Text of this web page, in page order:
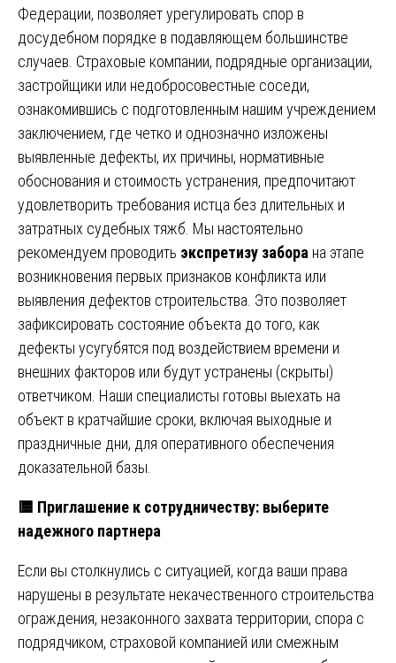
Федерации, позволяет урегулировать спор в
досудебном порядке в подавляющем большинстве
случаев. Страховые компании, подрядные организации,
застройщики или недобросовестные соседи,
ознакомившись с подготовленным нашим учреждением
заключением, где четко и однозначно изложены
выявленные дефекты, их причины, нормативные
обоснования и стоимость устранения, предпочитают
удовлетворить требования истца без длительных и
затратных судебных тяжб. Мы настоятельно
рекомендуем проводить экспретизу забора на этапе
возникновения первых признаков конфликта или
выявления дефектов строительства. Это позволяет
зафиксировать состояние объекта до того, как
дефекты усугубятся под воздействием времени и
внешних факторов или будут устранены (скрыты)
ответчиком. Наши специалисты готовы выехать на
объект в кратчайшие сроки, включая выходные и
праздничные дни, для оперативного обеспечения
доказательной базы.
🟨 Приглашение к сотрудничеству: выберите
надежного партнера
Если вы столкнулись с ситуацией, когда ваши права
нарушены в результате некачественного строительства
ограждения, незаконного захвата территории, спора с
подрядчиком, страховой компанией или смежным